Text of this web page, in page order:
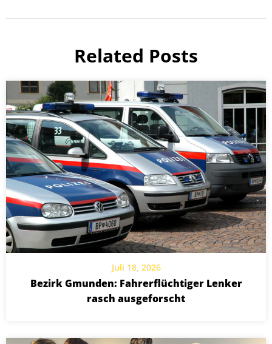
Related Posts
Juli 18, 2026
Bezirk Gmunden: Fahrerflüchtiger Lenker
rasch ausgeforscht